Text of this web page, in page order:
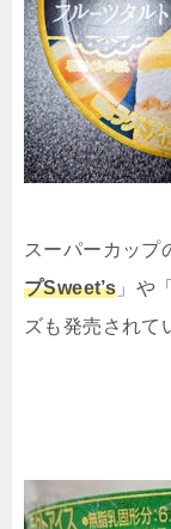
スーパーカップ
プSweet’s 」や
ズも発売されて